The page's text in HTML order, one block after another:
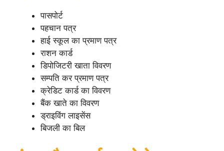
पासपोर्ट
पहचान पत्र
हाई स्कूल का प्रमाण पत्र
राशन कार्ड
डिपोजिटरी खाता विवरण
सम्पति कर प्रमाण पत्र
क्रेडिट कार्ड का विवरण
बैंक खाते का विवरण
ड्राइविंग लाइसेंस
बिजली का बिल